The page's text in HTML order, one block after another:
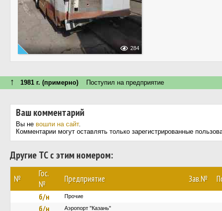
284
↑ 1981 г. (примерно) Поступил на предприятие
Ваш комментарий
Вы не вошли на сайт.
Комментарии могут оставлять только зарегистрированные
Другие ТС с этим номером:
№
Гос.
№
Предприятие Зав.№
б/н Прочие
б/н Аэропорт "Казань"